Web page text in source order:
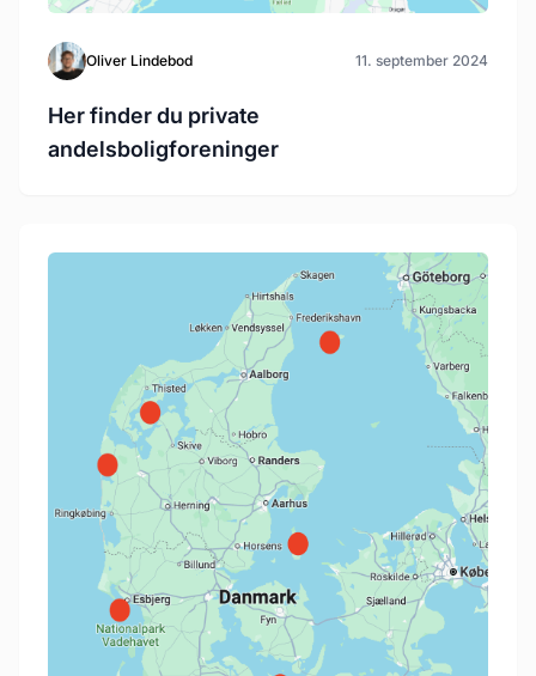
Oliver Lindebod 11. september 2024
Her finder du private
andelsboligforeninger